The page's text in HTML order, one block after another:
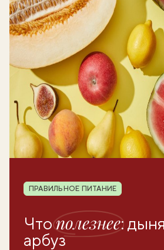
Рубрика
ПРАВИЛЬНОЕ ПИТАНИЕ
Чтополезнее:
арбуз